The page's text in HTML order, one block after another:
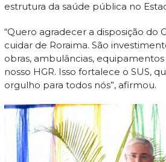
estrutura da saúde pública no
“Quero agradecer a disposição do
cuidar de Roraima. São
obras, ambulâncias,
nosso HGR. Isso fortalece o SUS,
orgulho para todos nós”, afirmou.